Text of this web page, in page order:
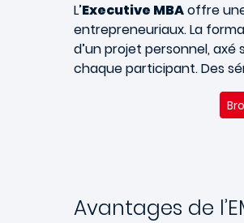
L’Executive MBAoffre
entrepreneuriaux. La
d’un projet personnel,
chaque participant. Des
Avantages de